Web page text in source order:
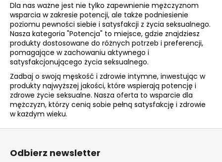
n
t
r
o
l
k
i
l
i
s
y
Dla nas ważne jest nie tylko zapewnienie mężczyznom
wsparcia w zakresie potencji, ale także podniesienie
poziomu pewności siebie i satysfakcji z życia seksualnego.
Nasza kategoria "Potencja" to miejsce, gdzie znajdziesz
produkty dostosowane do różnych potrzeb i preferencji,
pomagające w zachowaniu aktywnego i
satysfakcjonującego życia seksualnego.
Zadbaj o swoją męskość i zdrowie intymne, inwestując w
produkty najwyższej jakości, które wspierają potencję i
zdrowe życie seksualne. Nasza oferta to wsparcie dla
mężczyzn, którzy cenią sobie pełną satysfakcję i zdrowie
w każdym wieku.
Odbierz newsletter